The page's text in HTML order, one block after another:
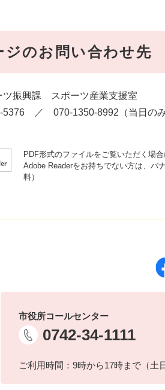
ジのお問い合わせ先
振興課 スポーツ産業支援室
／ 070-1350-8992（当日の
PDF形式のファイルをご覧いただく場
Adobe Readerをお持ちでない方は、バ
料）
市役所コールセンター
0742-34-1111
ご利用時間：9時から17時まで（土